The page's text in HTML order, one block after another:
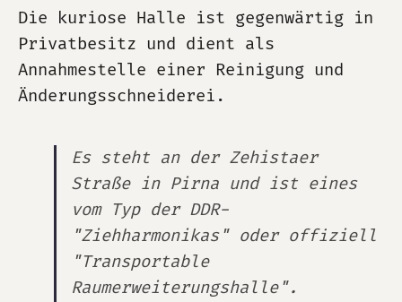
Die kuriose Halle ist gegenwärtig in
Privatbesitz und dient als
Annahmestelle einer Reinigung und
Änderungsschneiderei.
Es steht an der Zehistaer
Straße in Pirna und ist eines
vom Typ der DDR-
"Ziehharmonikas" oder offiziell
"Transportable
Raumerweiterungshalle".